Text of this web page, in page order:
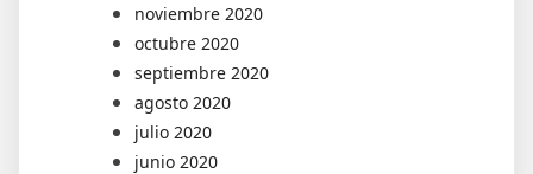
noviembre 2020
octubre 2020
septiembre 2020
agosto 2020
julio 2020
junio 2020